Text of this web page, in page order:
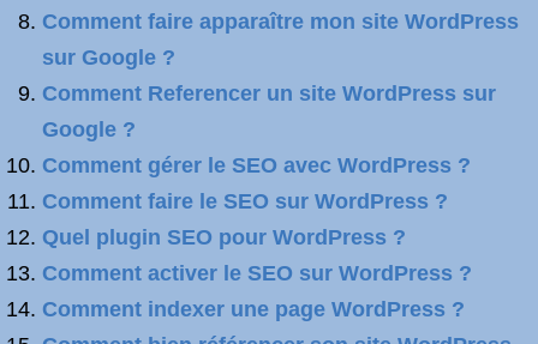
Comment faire apparaître mon site WordPress
sur Google ?
Comment Referencer un site WordPress sur
Google ?
Comment gérer le SEO avec WordPress ?
Comment faire le SEO sur WordPress ?
Quel plugin SEO pour WordPress ?
Comment activer le SEO sur WordPress ?
Comment indexer une page WordPress ?